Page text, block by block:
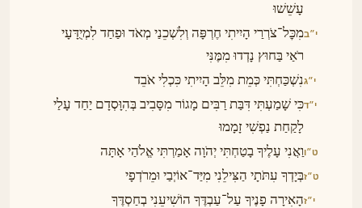
עָשֵׁשׁוּ
י״במִכׇּל־צֹרְרַי הָיִיתִי חֶרְפָּה וְלִשְׁכֵנַי מְאֹד וּפַחַד לִמְיֻדָּעָי
רֹאַי בַּחוּץ נָדְדוּ מִמֶּנִּי
י״גנִשְׁכַּחְתִּי כְּמֵת מִלֵּב הָיִיתִי כִּכְלִי אֹבֵד
י״דכִּי שָׁמַעְתִּי דִּבַּת רַבִּים מָגוֹר מִסָּבִיב בְּהִוָּסְדָם יַחַד עָלַי
לָקַחַת נַפְשִׁי זָמָמוּ
ט״ווַאֲנִי עָלֶיךָ בָטַחְתִּי יְהֹוָה אָמַרְתִּי אֱלֹהַי אָתָּה
ט״זבְּיָדְךָ עִתֹּתָי הַצִּילֵנִי מִיַּד־אוֹיְבַי וּמֵרֹדְפָי
י״זהָאִירָה פָנֶיךָ עַל־עַבְדֶּךָ הוֹשִׁיעֵנִי בְחַסְדֶּךָ